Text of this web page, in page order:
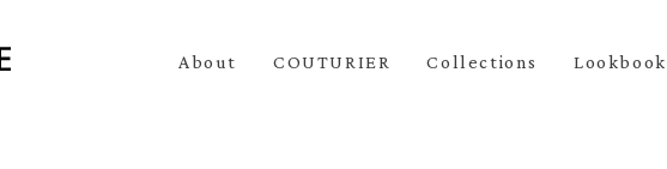
About COUTURIER Collections Lookbook